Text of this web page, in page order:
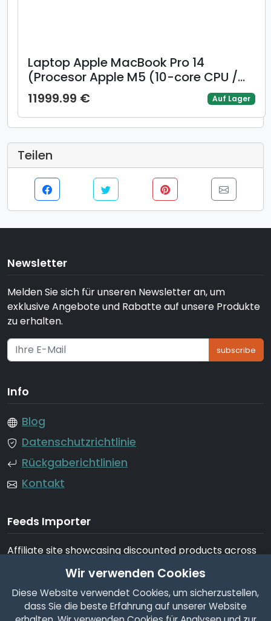
Laptop Apple MacBook Pro 14
(Procesor Apple M5 (10-core CPU /
10-core GPU) 14.2inch Liquid Retina
XDR, 24GB, 1TB SSD, Mac OS, Layout
INT, Manual RO, Argintiu)
11999.99 € Auf Lager
Teilen
Newsletter
Melden Sie sich für unseren Newsletter an, um
exklusive Angebote und Rabatte auf unsere Produkte
zu erhalten.
subscribe
Info
Blog
Datenschutzrichtlinie
Rückgaberichtlinien
Kontakt
Feeds Importer
Affiliate site showcasing discounted products across
tech, fashion, home, garden, beauty, appliances, and
Wir verwenden Cookies
Diese Website verwendet Cookies, um sicherzustellen,
dass Sie die beste Erfahrung auf unserer Website